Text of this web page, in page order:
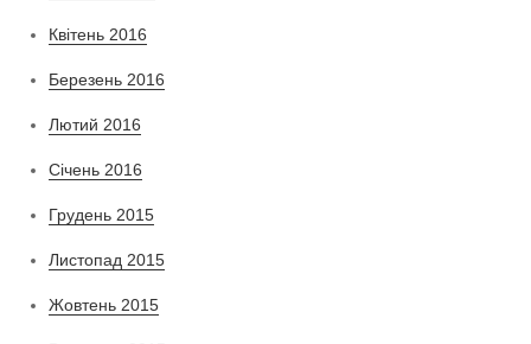
Квітень 2016
Березень 2016
Лютий 2016
Січень 2016
Грудень 2015
Листопад 2015
Жовтень 2015